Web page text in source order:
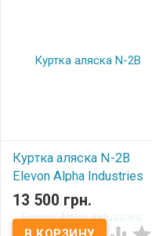
Куртка аляска N-2B
Elevon Alpha Industries
Alaska Red
13 500 грн.